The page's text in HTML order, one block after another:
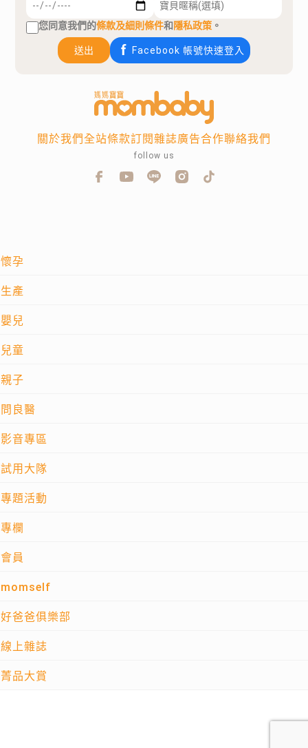
您同意我們的條款及細則條件和隱私政策 。
送出 Facebook 帳號快速登入
懷孕
生產
嬰兒
兒童
親子
問良醫
影音專區
試用大隊
專題活動
專欄
會員
momself
好爸爸俱樂部
線上雜誌
菁品大賞
關於我們全站條款訂閱雜誌廣告合作聯絡我們
follow us